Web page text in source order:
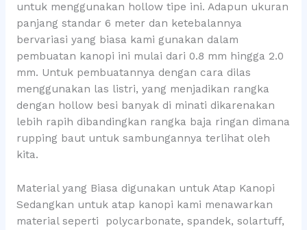
untuk menggunakan hollow tipe ini. Adapun ukuran
panjang standar 6 meter dan ketebalannya
bervariasi yang biasa kami gunakan dalam
pembuatan kanopi ini mulai dari 0.8 mm hingga 2.0
mm. Untuk pembuatannya dengan cara dilas
menggunakan las listri, yang menjadikan rangka
dengan hollow besi banyak di minati dikarenakan
lebih rapih dibandingkan rangka baja ringan dimana
rupping baut untuk sambungannya terlihat oleh
kita.
Material yang Biasa digunakan untuk Atap Kanopi
Sedangkan untuk atap kanopi kami menawarkan
material seperti polycarbonate, spandek, solartuff,